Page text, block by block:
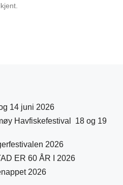
14 juni 2026
Havfiskefestival 18 og 19
2026
ER 60 ÅR I 2026
2026